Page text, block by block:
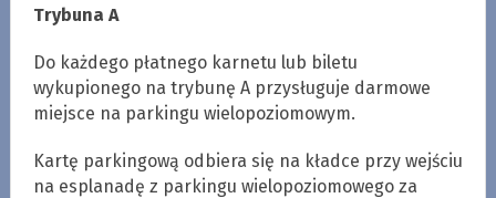
Trybuna A
Do każdego płatnego karnetu lub biletu
wykupionego na trybunę A przysługuje darmowe
miejsce na parkingu wielopoziomowym.
Kartę parkingową odbiera się na kładce przy wejściu
na esplanadę z parkingu wielopoziomowego za